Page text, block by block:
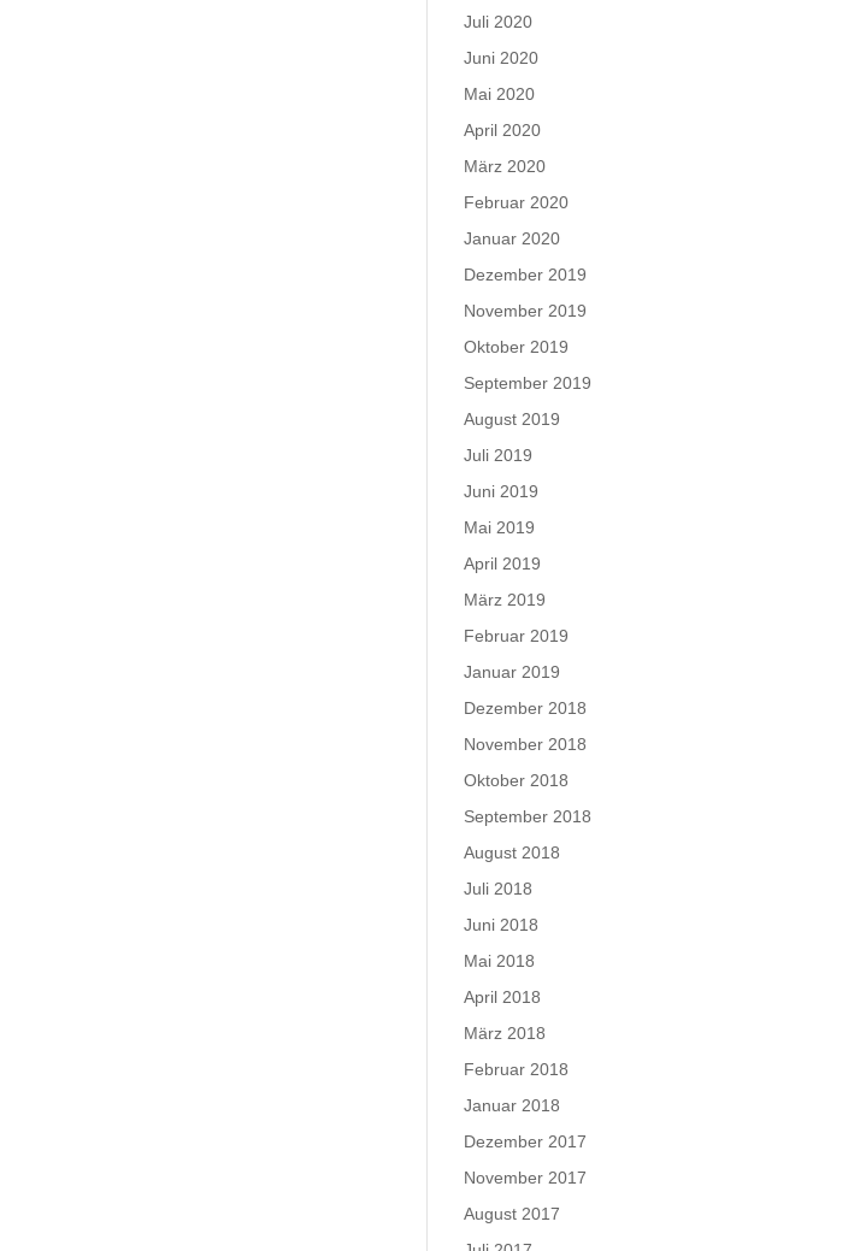
Juli 2020
Juni 2020
Mai 2020
April 2020
März 2020
Februar 2020
Januar 2020
Dezember 2019
November 2019
Oktober 2019
September 2019
August 2019
Juli 2019
Juni 2019
Mai 2019
April 2019
März 2019
Februar 2019
Januar 2019
Dezember 2018
November 2018
Oktober 2018
September 2018
August 2018
Juli 2018
Juni 2018
Mai 2018
April 2018
März 2018
Februar 2018
Januar 2018
Dezember 2017
November 2017
August 2017